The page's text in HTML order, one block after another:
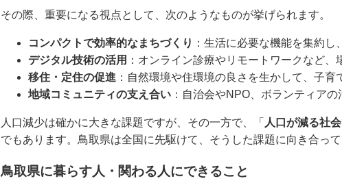
その際、重要になる視点として、次のようなものが挙げられます。
コンパクトで効率的なまちづくり ：生活に必要な機能を集約
デジタル技術の活用 ：オンライン診療やリモートワークなど
移住・定住の促進 ：自然環境や住環境の良さを生かして、子
地域コミュニティの支え合い ：自治会やNPO、ボランティア
人口減少は確かに大きな課題ですが、その一方で、「 人口が減る社
でもあります。鳥取県は全国に先駆けて、そうした課題に向き合っ
鳥取県に暮らす人・関わる人にできること